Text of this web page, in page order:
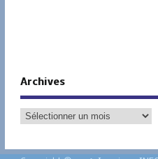
Archives